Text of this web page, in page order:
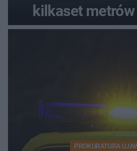
kilkaset
PROKURATURA